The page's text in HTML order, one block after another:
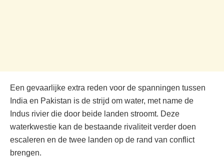
Een gevaarlijke extra reden voor de spanningen tussen
India en Pakistan is de strijd om water, met name de
Indus rivier die door beide landen stroomt. Deze
waterkwestie kan de bestaande rivaliteit verder doen
escaleren en de twee landen op de rand van conflict
brengen.